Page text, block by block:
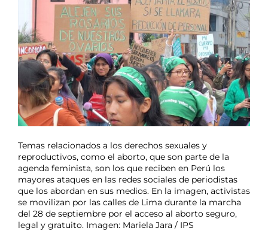
Temas relacionados a los derechos sexuales y
reproductivos, como el aborto, que son parte de la
agenda feminista, son los que reciben en Perú los
mayores ataques en las redes sociales de periodistas
que los abordan en sus medios. En la imagen, activistas
se movilizan por las calles de Lima durante la marcha
del 28 de septiembre por el acceso al aborto seguro,
legal y gratuito. Imagen: Mariela Jara / IPS